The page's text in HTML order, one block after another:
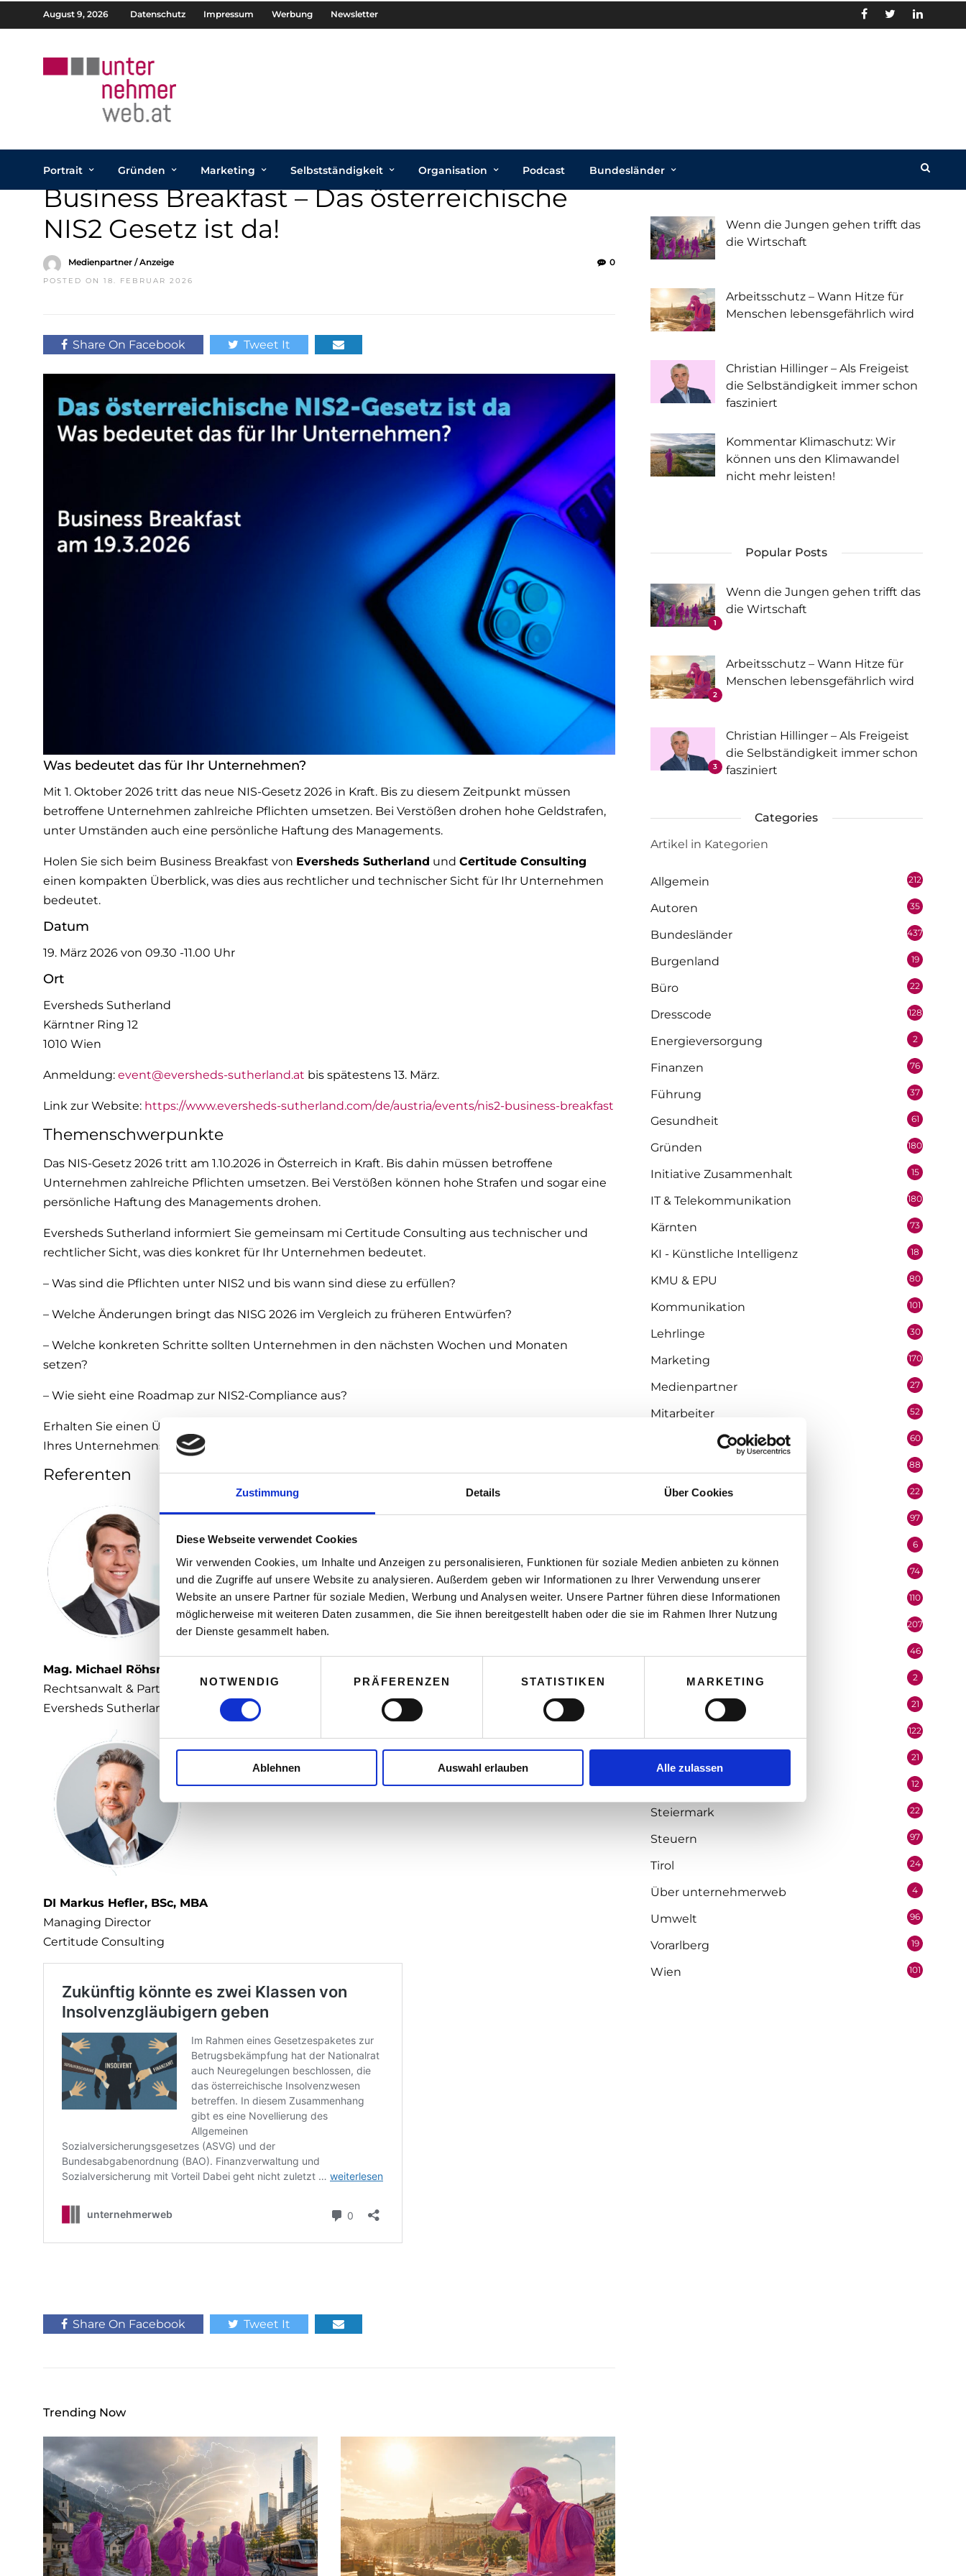
Zustimmung Details Über Cookies
Diese Webseite verwendet Cookies
Wir verwenden Cookies, um Inhalte und Anzeigen zu personalisieren, Funktionen für soziale Medien anbieten zu können
und die Zugriffe auf unsere Website zu analysieren. Außerdem geben wir Informationen zu Ihrer Verwendung unserer
Website an unsere Partner für soziale Medien, Werbung und Analysen weiter. Unsere Partner führen diese Informationen
möglicherweise mit weiteren Daten zusammen, die Sie ihnen bereitgestellt haben oder die sie im Rahmen Ihrer Nutzung
der Dienste gesammelt haben.
E
g
g
u
w
l
NOTWENDIG PRÄFERENZEN STATISTIKEN MARKETING
Ablehnen Auswahl erlauben Alle zulassen
August 9, 2026 Datenschutz Impressum Werbung Newsletter
Portrait Gründen Marketing Selbstständigkeit Organisation Podcast Bundesländer
Business Breakfast – Das österreichische
NIS2 Gesetz ist da!
Medienpartner / Anzeige
POSTED ON 18. FEBRUAR 2026
0
Share On Facebook Tweet It
Was bedeutet das für Ihr Unternehmen?
Mit 1. Oktober 2026 tritt das neue NIS-Gesetz 2026 in Kraft. Bis zu diesem Zeitpunkt müssen
betroffene Unternehmen zahlreiche Pflichten umsetzen. Bei Verstößen drohen hohe Geldstrafen,
unter Umständen auch eine persönliche Haftung des Managements.
Holen Sie sich beim Business Breakfast von Eversheds Sutherland und Certitude Consulting
einen kompakten Überblick, was dies aus rechtlicher und technischer Sicht für Ihr Unternehmen
bedeutet.
Datum
19. März 2026 von 09.30 -11.00 Uhr
Ort
Eversheds Sutherland
Kärntner Ring 12
1010 Wien
Anmeldung: event@eversheds-sutherland.at bis spätestens 13. März.
Link zur Website: https://www.eversheds-sutherland.com/de/austria/events/nis2-business-breakfast
Themenschwerpunkte
Das NIS-Gesetz 2026 tritt am 1.10.2026 in Österreich in Kraft. Bis dahin müssen betroffene
Unternehmen zahlreiche Pflichten umsetzen. Bei Verstößen können hohe Strafen und sogar eine
persönliche Haftung des Managements drohen.
Eversheds Sutherland informiert Sie gemeinsam mi Certitude Consulting aus technischer und
rechtlicher Sicht, was dies konkret für Ihr Unternehmen bedeutet.
– Was sind die Pflichten unter NIS2 und bis wann sind diese zu erfüllen?
– Welche Änderungen bringt das NISG 2026 im Vergleich zu früheren Entwürfen?
– Welche konkreten Schritte sollten Unternehmen in den nächsten Wochen und Monaten
setzen?
– Wie sieht eine Roadmap zur NIS2-Compliance aus?
Erhalten Sie einen Überblick, welche Maßnahmen jetzt erforderlich sind, um die Cybersecurity
Ihres Unternehmens zu stärken sowie
Referenten
Mag. Michael Röhsner, LL.M
Rechtsanwalt & Partner
Eversheds Sutherland
DI Markus Hefler, BSc, MBA
Managing Director
Certitude Consulting
Share On Facebook Tweet It
Trending Now
Wenn die Jungen gehen trifft das
die Wirtschaft
Arbeitsschutz – Wann Hitze für
Menschen lebensgefährlich wird
Christian Hillinger – Als Freigeist
die Selbständigkeit immer schon
fasziniert
Kommentar Klimaschutz: Wir
können uns den Klimawandel
nicht mehr leisten!
Popular Posts
1
Wenn die Jungen gehen trifft das
die Wirtschaft
2
Arbeitsschutz – Wann Hitze für
Menschen lebensgefährlich wird
3
Christian Hillinger – Als Freigeist
die Selbständigkeit immer schon
fasziniert
Categories
Artikel in Kategorien
Allgemein 212
Autoren 35
Bundesländer 437
Burgenland 19
Büro 22
Dresscode 128
Energieversorgung 2
Finanzen 76
Führung 37
Gesundheit 61
Gründen 180
Initiative Zusammenhalt 15
IT & Telekommunikation 180
Kärnten 73
KI - Künstliche Intelligenz 18
KMU & EPU 80
Kommunikation 101
Lehrlinge 30
Marketing 170
Medienpartner 27
Mitarbeiter 52
Mobilität & Logistik 60
88
Oberösterreich 22
Organisation 97
6
Podcast 74
Politik 110
207
Recht 46
Redaktion 2
21
122
21
Statistik 12
Steiermark 22
Steuern 97
Tirol 24
Über unternehmerweb 4
Umwelt 96
Vorarlberg 19
Wien 101